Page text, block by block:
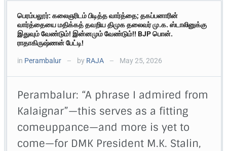
பெரம்பலூர்: கலைஞரிடம் பிடித்த வார்த்தை; தகப்பனாரின்
வார்த்தையை மதிக்கத் தவறிய திமுக தலைவர் மு.க. ஸ்டாலினுக்கு
இதுவும் வேண்டும்! இன்னமும் வேண்டும்!! BJP பொன்.
ராதாகிருஷ்ணன் பேட்டி!
in Perambalur — by RAJA — May 25, 2026
Perambalur: “A phrase I admired from
Kalaignar”—this serves as a fitting
comeuppance—and more is yet to
come—for DMK President M.K. Stalin,